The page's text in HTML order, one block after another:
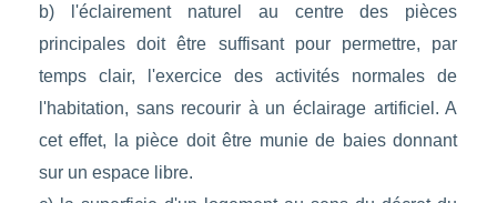
b) l'éclairement naturel au centre des pièces
principales doit être suffisant pour permettre, par
temps clair, l'exercice des activités normales de
l'habitation, sans recourir à un éclairage artificiel. A
cet effet, la pièce doit être munie de baies donnant
sur un espace libre.